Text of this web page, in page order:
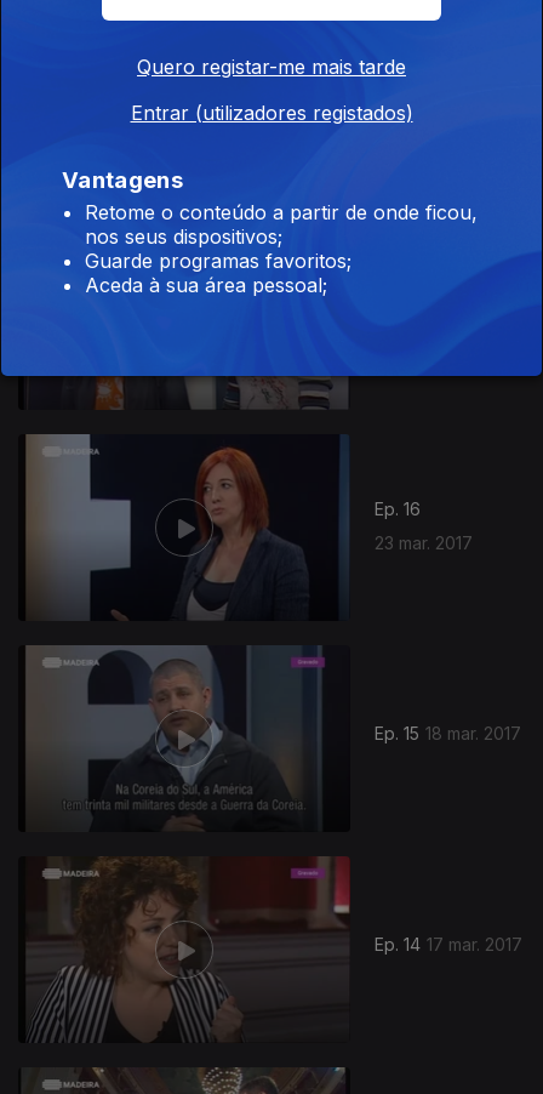
06 abr. 2017
Ep. 16
23 mar. 2017
Ep. 15 18 mar. 2017
Ep. 14 17 mar. 2017
Quero registar-me mais tarde
Entrar (utilizadores registados)
Vantagens
Retome o conteúdo a partir de onde ficou,
nos seus dispositivos;
Guarde programas favoritos;
Aceda à sua área pessoal;